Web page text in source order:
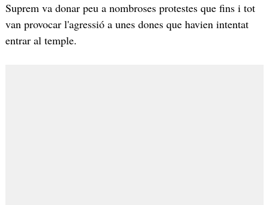
Suprem va donar peu a nombroses protestes que fins i tot
van provocar l'agressió a unes dones que havien intentat
entrar al temple.